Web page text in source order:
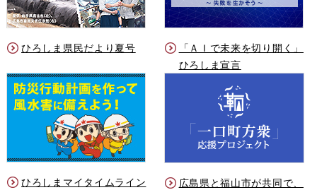
ひろしま県民だより夏号
「ＡＩで未来を切り開く」
ひろしま宣言
ひろしまマイタイムライン
広島県と福山市が共同で、